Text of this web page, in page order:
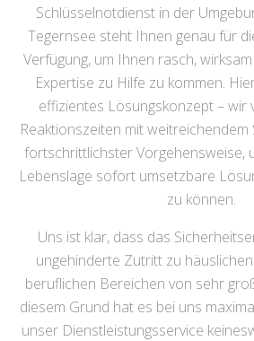
Schlüsselnotdienst in der
Tegernsee steht Ihnen genau für
Verfügung, um Ihnen rasch,
Expertise zu Hilfe zu kommen.
effizientes Lösungskonzept – wir
Reaktionszeiten mit
fortschrittlichster Vorgehensweise,
Lebenslage sofort umsetzbare
zu können.
Uns ist klar, dass das
ungehinderte Zutritt zu
beruflichen Bereichen von sehr
diesem Grund hat es bei uns
unser Dienstleistungsservice